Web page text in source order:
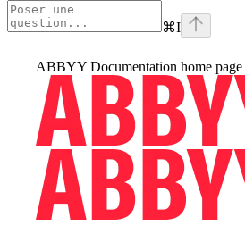
⌘I
ABBYY Documentation home page